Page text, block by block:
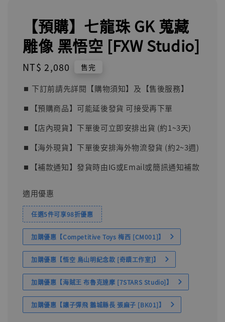
【預購】七龍珠 GK 蒐藏
雕像 黑悟空 [FXW Studio]
Regular
NT$ 2,080 售完
⏹︎ 下訂前請先詳閱【購物須知】及【售後服務】
⏹︎【預購商品】可能延後發貨 可接受再下單
⏹︎【店內現貨】下單後可立即安排出貨 (約1~3天)
⏹︎【海外現貨】下單後安排海外物流發貨 (約2~3週)
⏹︎【補款通知】發貨時由IG或Email或簡訊通知補款
適用優惠
任選5件可享98折優惠
加購優惠【Competitive Toys 梅西 [CM001]】
加購優惠【悟空 鳥山明紀念款 [奇蹟工作室]】
加購優惠【海賊王 布魯克達摩 [7STARS Studio]】
加購優惠【讓子彈飛 鵝城縣長 張麻子 [BK01]】